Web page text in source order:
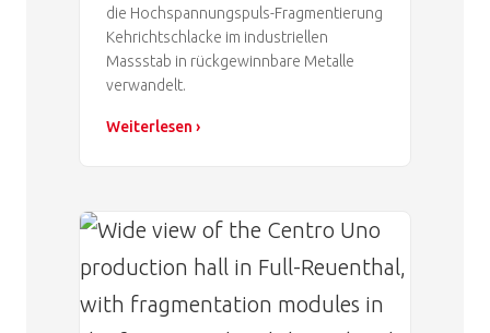
die Hochspannungspuls-Fragmentierung
Kehrichtschlacke im industriellen
Massstab in rückgewinnbare Metalle
verwandelt.
Weiterlesen ›
Image